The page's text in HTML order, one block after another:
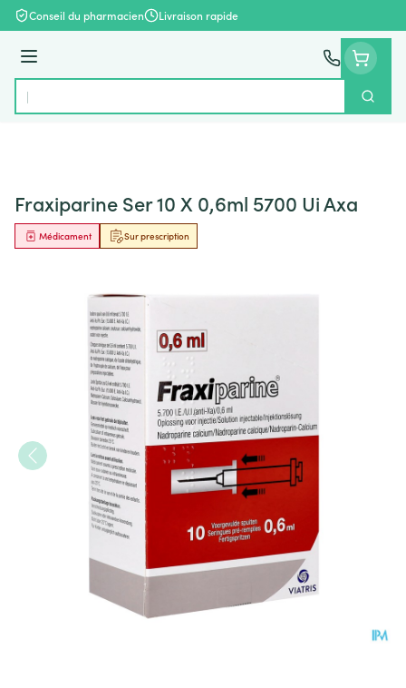
Aller au contenu
Conseil du pharmacien Livraison rapide
Menu
Rechercher
Fraxiparine Ser 10 X 0,6ml 5700 Ui Axa
Sur prescription
Médicament